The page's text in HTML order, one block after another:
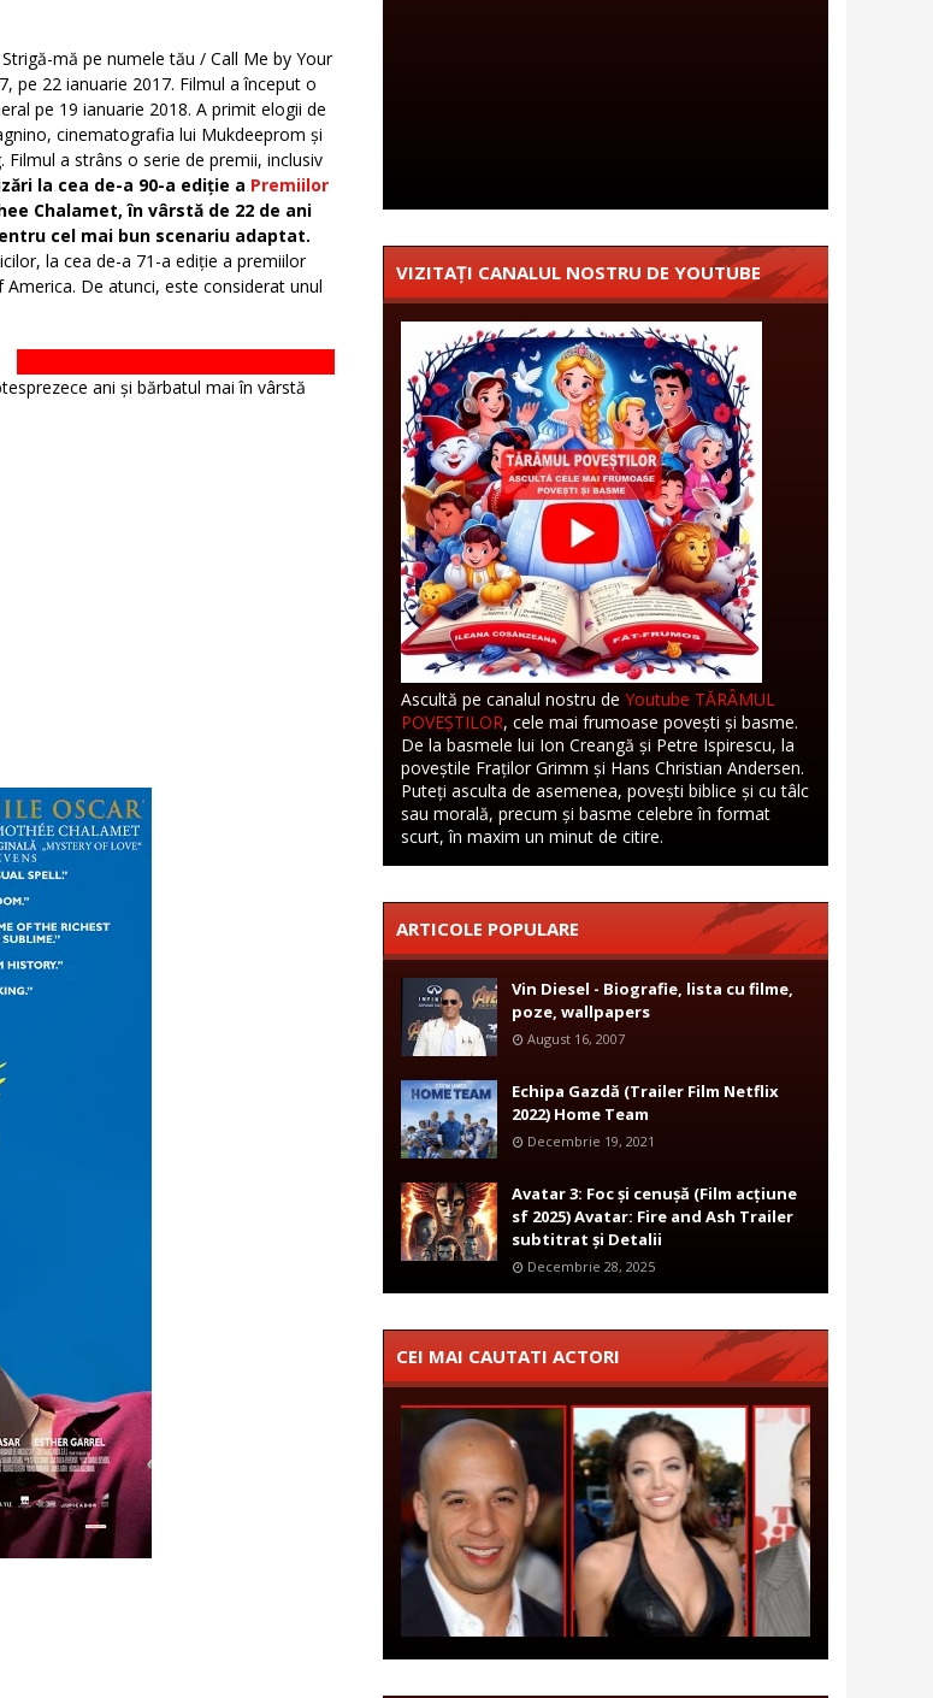
mă pe numele tău / Call Me by Your
pe 22 ianuarie 2017. Filmul a început o
pe 19 ianuarie 2018. A primit elogii de
cinematografia lui Mukdeeprom și
a strâns o serie de premii, inclusiv
la cea de-a 90-a ediție a Premiilor
Chalamet, în vârstă de 22 de ani
cel mai bun scenariu adaptat.
la cea de-a 71-a ediție a premiilor
De atunci, este considerat unul
ani și bărbatul mai în vârstă
VIZITAȚI CANALUL NOSTRU DE YOUTUBE
Ascultă pe canalul nostru de Youtube TĂRÂMUL
POVEȘTILOR, cele mai frumoase povești și basme.
De la basmele lui Ion Creangă și Petre Ispirescu, la
poveștile Fraților Grimm și Hans Christian Andersen.
Puteți asculta de asemenea, povești biblice și cu tâlc
sau morală, precum și basme celebre în format
scurt, în maxim un minut de citire.
ARTICOLE POPULARE
Vin Diesel - Biografie, lista cu filme,
poze, wallpapers
August 16, 2007
Echipa Gazdă (Trailer Film Netflix
2022) Home Team
Decembrie 19, 2021
Avatar 3: Foc și cenușă (Film acțiune
sf 2025) Avatar: Fire and Ash Trailer
subtitrat și Detalii
Decembrie 28, 2025
CEI MAI CAUTATI ACTORI